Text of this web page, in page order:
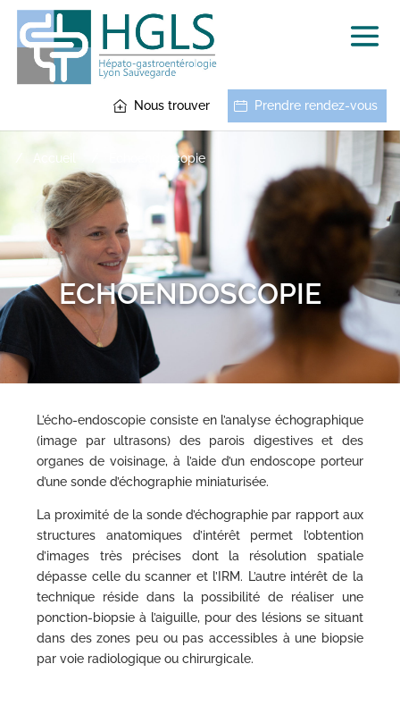
Nous trouver Prendre rendez-vous
Accueil Echoendoscopie
ECHOENDOSCOPIE
L’écho-endoscopie consiste en l’analyse échographique
(image par ultrasons) des parois digestives et des
organes de voisinage, à l’aide d’un endoscope porteur
d’une sonde d’échographie miniaturisée.
La proximité de la sonde d’échographie par rapport aux
structures anatomiques d’intérêt permet l’obtention
d’images très précises dont la résolution spatiale
dépasse celle du scanner et l’IRM. L’autre intérêt de la
technique réside dans la possibilité de réaliser une
ponction-biopsie à l’aiguille, pour des lésions se situant
dans des zones peu ou pas accessibles à une biopsie
par voie radiologique ou chirurgicale.